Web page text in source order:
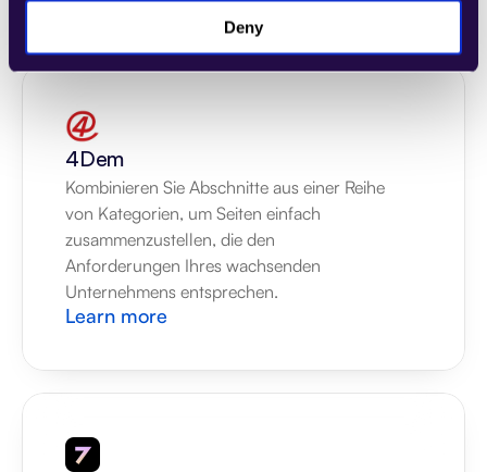
Deny
4Dem
Kombinieren Sie Abschnitte aus einer Reihe
von Kategorien, um Seiten einfach
zusammenzustellen, die den
Anforderungen Ihres wachsenden
Unternehmens entsprechen.
Learn more